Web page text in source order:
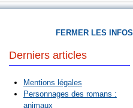
FERMER LES INFOS
Derniers articles
Mentions légales
Personnages des romans :
animaux